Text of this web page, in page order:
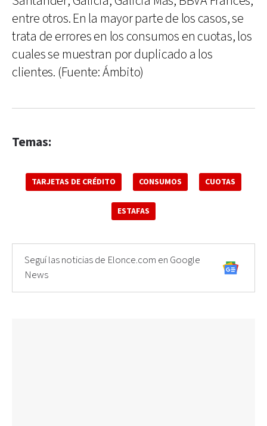
entre otros. En la mayor parte de los casos, se
trata de errores en los consumos en cuotas, los
cuales se muestran por duplicado a los
clientes. (Fuente: Ámbito)
Temas:
TARJETAS DE CRÉDITO CONSUMOS CUOTAS
ESTAFAS
Seguí las noticias de Elonce.com en Google
News